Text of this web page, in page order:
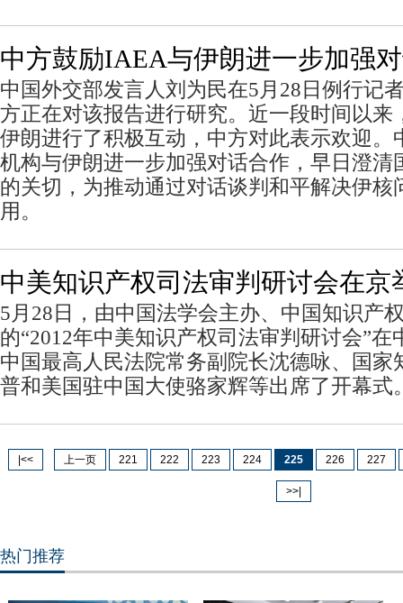
中方鼓励IAEA与伊朗进一步加强
中国外交部发言人刘为民在5月28日例行记
方正在对该报告进行研究。近一段时间以来
伊朗进行了积极互动，中方对此表示欢迎。
机构与伊朗进一步加强对话合作，早日澄清
的关切，为推动通过对话谈判和平解决伊核
用。
中美知识产权司法审判研讨会在京
5月28日，由中国法学会主办、中国知识产
的“2012年中美知识产权司法审判研讨会”
中国最高人民法院常务副院长沈德咏、国家
普和美国驻中国大使骆家辉等出席了开幕式
|<< 上一页 221 222 223 224 225 226 227
>>|